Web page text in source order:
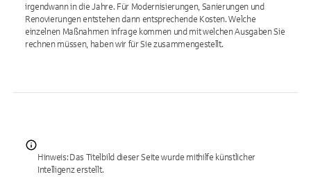
irgendwann in die Jahre. Für Modernisierungen, Sanierungen und
Renovierungen entstehen dann entsprechende Kosten. Welche
einzelnen Maßnahmen infrage kommen und mit welchen Ausgaben Sie
rechnen müssen, haben wir für Sie zusammengestellt.
Hinweis: Das Titelbild dieser Seite wurde mithilfe künstlicher
Intelligenz erstellt.